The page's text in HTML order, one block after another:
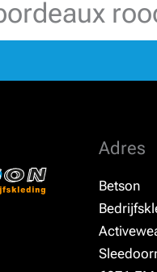
Adres
Betson